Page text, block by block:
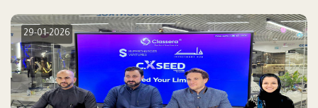
29-01-2026